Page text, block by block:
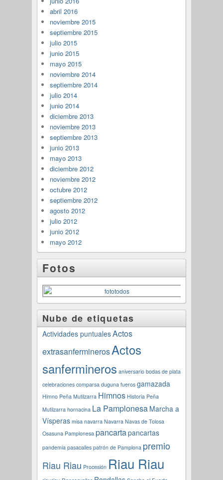
abril 2016
noviembre 2015
septiembre 2015
julio 2015
junio 2015
mayo 2015
noviembre 2014
septiembre 2014
julio 2014
junio 2014
diciembre 2013
noviembre 2013
septiembre 2013
junio 2013
mayo 2013
diciembre 2012
noviembre 2012
octubre 2012
septiembre 2012
agosto 2012
julio 2012
junio 2012
mayo 2012
Fotos
Nube de etiquetas
Actividades puntualesActos
extrasanferminerosActos
sanfermineros aniversario bodas de plata
celebraciones comparsa duguna fueros gamazada
Himno Peña Mutilzarra Himnos Historia Peña
Mutilzarra hornacina La Pamplonesa Marcha a
Vísperas misa navarra Navarra Navas de Tolosa
Osasuna Pamplonesa pancartapancartas
pandemia pasacalles patrón de Pamplona premio
Riau Riau Procesión Riau Riau